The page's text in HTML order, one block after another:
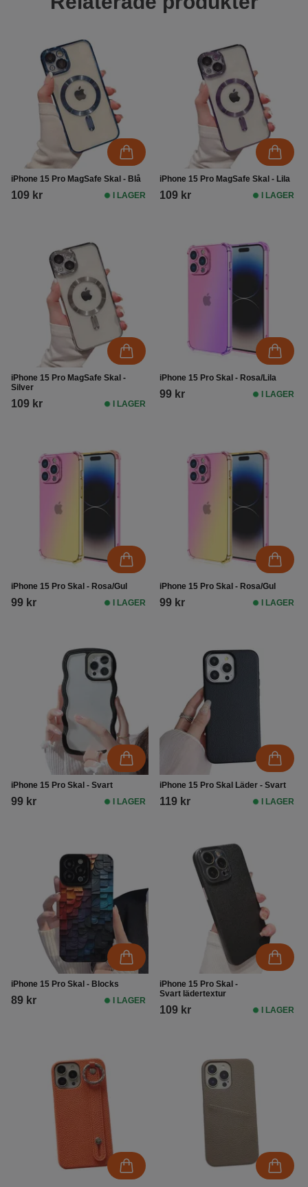
iPhone 15 Pro MagSafe Skal - Blå
109 kr I LAGER
iPhone 15 Pro MagSafe Skal - Lila
109 kr I LAGER
iPhone 15 Pro MagSafe Skal -
Silver
109 kr I LAGER
iPhone 15 Pro Skal - Rosa/Lila
99 kr I LAGER
iPhone 15 Pro Skal - Rosa/Gul
99 kr I LAGER
iPhone 15 Pro Skal - Rosa/Gul
99 kr I LAGER
iPhone 15 Pro Skal - Svart
99 kr I LAGER
iPhone 15 Pro Skal Läder - Svart
119 kr I LAGER
iPhone 15 Pro Skal - Blocks
89 kr I LAGER
iPhone 15 Pro Skal -
Svart lädertextur
109 kr I LAGER